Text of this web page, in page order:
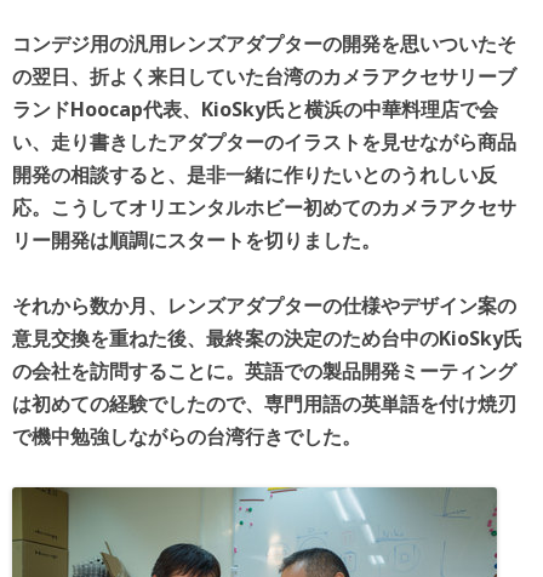
コンデジ用の汎用レンズアダプターの開発を思いついたそ
の翌日、折よく来日していた台湾のカメラアクセサリーブ
ランドHoocap代表、KioSky氏と横浜の中華料理店で会
い、走り書きしたアダプターのイラストを見せながら商品
開発の相談すると、是非一緒に作りたいとのうれしい反
応。こうしてオリエンタルホビー初めてのカメラアクセサ
リー開発は順調にスタートを切りました。
それから数か月、レンズアダプターの仕様やデザイン案の
意見交換を重ねた後、最終案の決定のため台中のKioSky氏
の会社を訪問することに。英語での製品開発ミーティング
は初めての経験でしたので、専門用語の英単語を付け焼刃
で機中勉強しながらの台湾行きでした。